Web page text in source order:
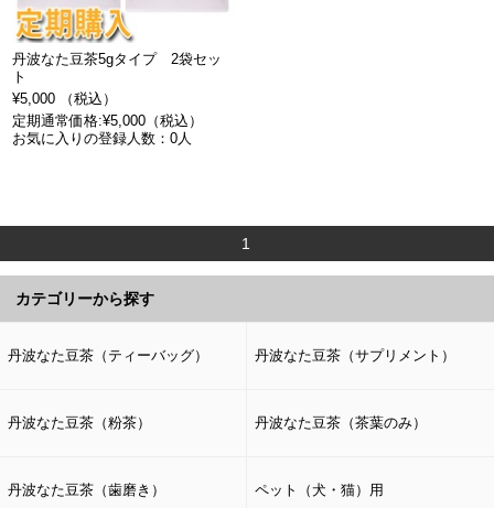
丹波なた豆茶5gタイプ 2袋セッ
ト
¥5,000 （税込）
定期通常価格:¥5,000（税込）
お気に入りの登録人数：0人
1
カテゴリーから探す
丹波なた豆茶（ティーバッグ） 丹波なた豆茶（サプリメント）
丹波なた豆茶（粉茶） 丹波なた豆茶（茶葉のみ）
丹波なた豆茶（歯磨き） ペット（犬・猫）用